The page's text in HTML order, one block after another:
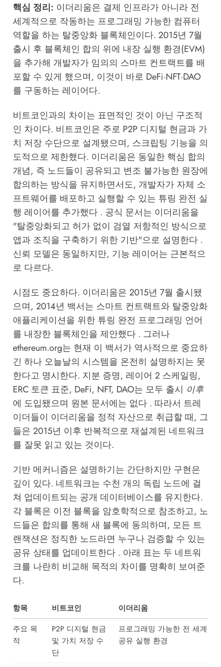
핵심 정리: 이더리움은 결제 인프라가 아니라 전
세계적으로 작동하는 프로그래밍 가능한 컴퓨터
역할을 하는 탈중앙화 블록체인이다. 2015년 7월
출시 후 블록체인 합의 위에 내장 실행 환경(EVM)
을 추가해 개발자가 임의의 스마트 컨트랙트를 배
포할 수 있게 했으며, 이것이 바로 DeFi·NFT·DAO
를 구동하는 레이어다.
비트코인과의 차이는 표면적인 것이 아닌 구조적
인 차이다. 비트코인은 주로 P2P 디지털 현금과 가
치 저장 수단으로 설계됐으며, 스크립팅 기능을 의
도적으로 제한했다. 이더리움은 동일한 핵심 합의
개념, 즉 노드들이 공유되고 변조 불가능한 원장에
합의하는 방식을 유지하면서도, 개발자가 자체 소
프트웨어를 배포하고 실행할 수 있는 튜링 완전 실
행 레이어를 추가했다 . 공식 문서는 이더리움을
"탈중앙화되고 허가 없이 검열 저항적인 방식으로
앱과 조직을 구축하기 위한 기반"으로 설명한다 .
신뢰 모델은 동일하지만, 기능 레이어는 근본적으
로 다르다.
시점도 중요하다. 이더리움은 2015년 7월 출시됐
으며, 2014년 백서는 스마트 컨트랙트와 탈중앙화
애플리케이션을 위한 튜링 완전 프로그래밍 언어
를 내장한 블록체인을 제안했다 . 그러나
ethereum.org는 현재 이 백서가 역사적으로 중요하
긴 하나 오늘날의 시스템을 온전히 설명하지는 못
한다고 명시한다. 지분 증명, 레이어 2 스케일링,
ERC 토큰 표준, DeFi, NFT, DAO는 모두 출시 이후
에 도입됐으며 원본 문서에는 없다 . 따라서 트레
이더들이 이더리움을 정적 자산으로 취급할 때, 그
들은 2015년 이후 반복적으로 재설계된 네트워크
를 잘못 읽고 있는 것이다.
기반 메커니즘은 설명하기는 간단하지만 구현은
깊이 있다. 네트워크는 수천 개의 독립 노드에 걸
쳐 업데이트되는 공개 데이터베이스를 유지한다.
각 블록은 이전 블록을 암호학적으로 참조하고, 노
드들은 합의를 통해 새 블록에 동의하며, 모든 트
랜잭션은 정직한 노드라면 누구나 검증할 수 있는
공유 상태를 업데이트한다 . 아래 표는 두 네트워
크를 나란히 비교해 목적의 차이를 명확히 보여준
다.
항목 비트코인
이더리움
주요 목
적
P2P 디지털 현금
및 가치 저장 수
단
프로그래밍 가능한 전 세계
공유 실행 환경